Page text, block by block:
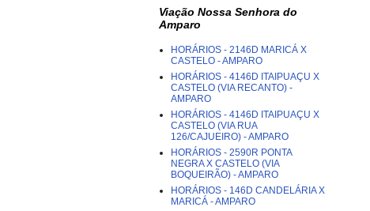
Viação Nossa Senhora do
Amparo
HORÁRIOS - 2146D MARICÁ X
CASTELO - AMPARO
HORÁRIOS - 4146D ITAIPUAÇU X
CASTELO (VIA RECANTO) -
AMPARO
HORÁRIOS - 4146D ITAIPUAÇU X
CASTELO (VIA RUA
126/CAJUEIRO) - AMPARO
HORÁRIOS - 2590R PONTA
NEGRA X CASTELO (VIA
BOQUEIRÃO) - AMPARO
HORÁRIOS - 146D CANDELÁRIA X
MARICÁ - AMPARO